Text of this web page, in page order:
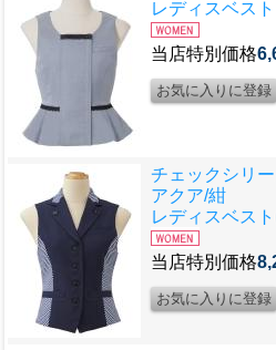
レディスベスト
当店特別価格
チェックシリ
アクア/紺
レディスベス
当店特別価格